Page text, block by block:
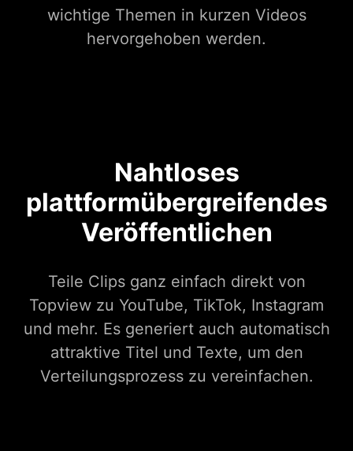
wichtige Themen in kurzen Videos
hervorgehoben werden.
Nahtloses
plattformübergreifendes
Veröffentlichen
Teile Clips ganz einfach direkt von
Topview zu YouTube, TikTok, Instagram
und mehr. Es generiert auch automatisch
attraktive Titel und Texte, um den
Verteilungsprozess zu vereinfachen.